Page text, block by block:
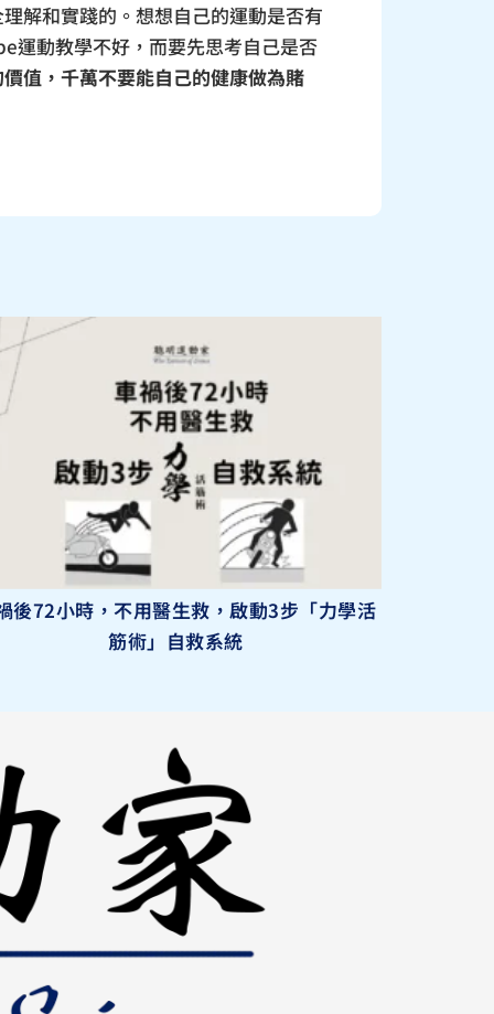
解和實踐的。想想自己的運動是否有
運動教學不好，而要先思考自己是否
值，千萬不要能自己的健康做為賭
後72小時，不用醫生救，啟動3步「力學活
筋術」自救系統